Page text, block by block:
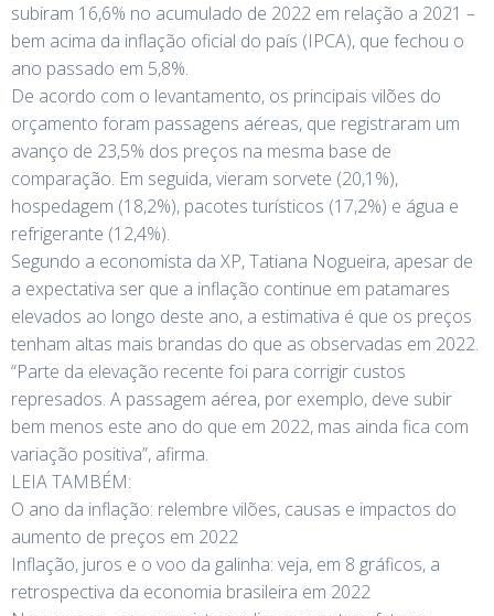
subiram 16,6% no acumulado de 2022 em relação a 2021 –
bem acima da inflação oficial do país (IPCA), que fechou o
ano passado em 5,8%.
De acordo com o levantamento, os principais vilões do
orçamento foram passagens aéreas, que registraram um
avanço de 23,5% dos preços na mesma base de
comparação. Em seguida, vieram sorvete (20,1%),
hospedagem (18,2%), pacotes turísticos (17,2%) e água e
refrigerante (12,4%).
Segundo a economista da XP, Tatiana Nogueira, apesar de
a expectativa ser que a inflação continue em patamares
elevados ao longo deste ano, a estimativa é que os preços
tenham altas mais brandas do que as observadas em 2022.
“Parte da elevação recente foi para corrigir custos
represados. A passagem aérea, por exemplo, deve subir
bem menos este ano do que em 2022, mas ainda fica com
variação positiva”, afirma.
LEIA TAMBÉM:
O ano da inflação: relembre vilões, causas e impactos do
aumento de preços em 2022
Inflação, juros e o voo da galinha: veja, em 8 gráficos, a
retrospectiva da economia brasileira em 2022